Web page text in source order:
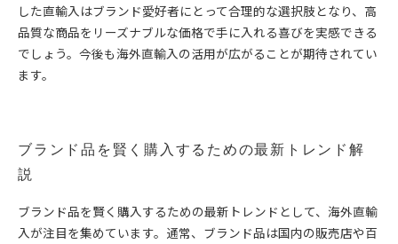
した直輸入はブランド愛好者にとって合理的な選択肢となり、高
品質な商品をリーズナブルな価格で手に入れる喜びを実感できる
でしょう。今後も海外直輸入の活用が広がることが期待されてい
ます。
ブランド品を賢く購入するための最新トレンド解
説
ブランド品を賢く購入するための最新トレンドとして、海外直輸
入が注目を集めています。通常、ブランド品は国内の販売店や百